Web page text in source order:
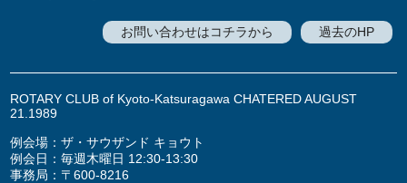
過去のHP
お問い合わせはコチラから
ROTARY CLUB of Kyoto-Katsuragawa CHATERED AUGUST
21.1989
例会場：ザ・サウザンド キョウト
例会日：毎週木曜日 12:30-13:30
事務局：〒600-8216